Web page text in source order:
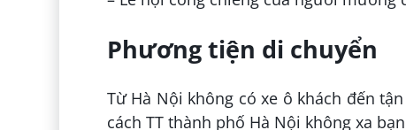
Phương tiện di chuyển
Từ Hà Nội không có xe ô khách đến
cách TT thành phố Hà Nội không xa